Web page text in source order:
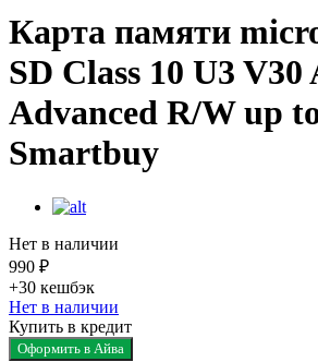
Карта памяти
SD Class 10 U3 V30
Advanced R/W up
Smartbuy
Нет в наличии
990 ₽
+30 кешбэк
Нет в наличии
Купить в кредит
Оформить в Айва